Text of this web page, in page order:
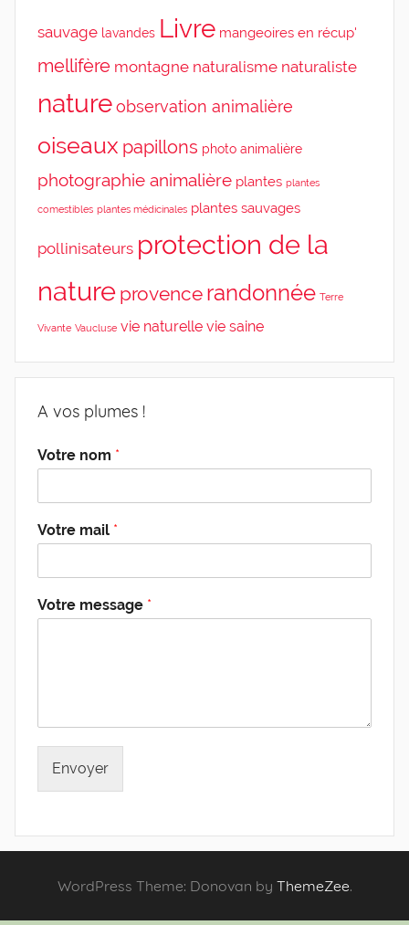
sauvage lavandes Livre mangeoires en récup'
mellifère montagne naturalisme naturaliste
natureobservation animalière
oiseaux papillons photo animalière
photographie animalière plantes plantes
comestibles plantes médicinales plantes sauvages
pollinisateurs protection de la
nature provence randonnée Terre
Vivante Vaucluse vie naturelle vie saine
A vos plumes !
Votre nom *
Votre mail *
Votre message *
Envoyer
WordPress Theme: Donovan by ThemeZee.